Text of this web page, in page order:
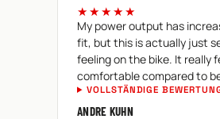
★★★★★
My power output has
fit, but this is actually just
feeling on the bike. It really
comfortable compared to
VOLLSTÄNDIGE
ANDRE KUHN